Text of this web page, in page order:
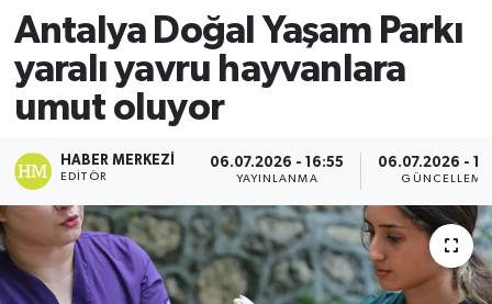
Antalya Doğal Yaşam Parkı
yaralı yavru hayvanlara
umut oluyor
HABER MERKEZI
EDITÖR
06.07.2026 - 16:55
YAYINLANMA
06.07.2026 -
GÜNCELLEME
YAŞAM
Son Dakika Haberleri
Haber Arşivi